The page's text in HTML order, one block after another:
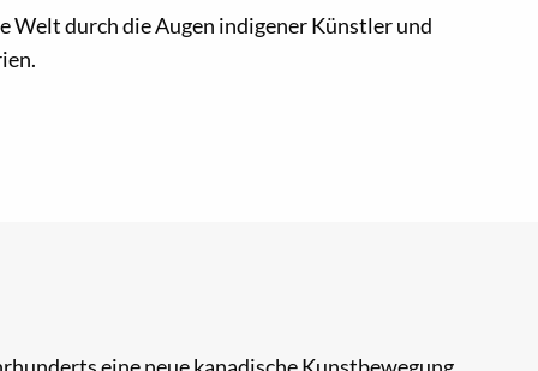
Welt durch die Augen indigener Künstler und